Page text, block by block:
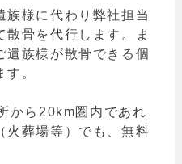
族様に代わり弊社担当
散骨を代行します。ま
遺族様が散骨できる個
。
から20km圏内であれ
火葬場等）でも、無料